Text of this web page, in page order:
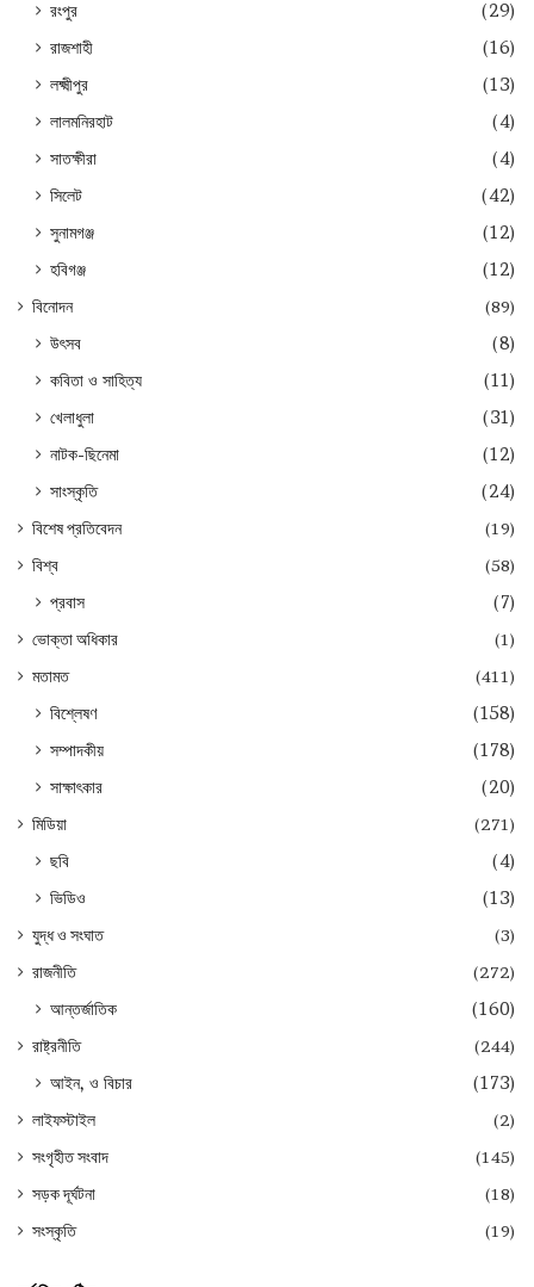
রংপুর
(29)
রাজশাহী
(16)
লক্ষ্মীপুর
(13)
লালমনিরহাট
(4)
সাতক্ষীরা
(4)
সিলেট
(42)
সুনামগঞ্জ
(12)
হবিগঞ্জ
(12)
বিনোদন (89)
উৎসব
(8)
কবিতা ও সাহিত্য
(11)
খেলাধুলা
(31)
নাটক-ছিনেমা
(12)
সাংস্কৃতি
(24)
বিশেষ প্রতিবেদন
(19)
বিশ্ব
(58)
প্রবাস (7)
ভোক্তা অধিকার
(1)
মতামত
(411)
বিশ্লেষণ
(158)
সম্পাদকীয়
(178)
সাক্ষাৎকার
(20)
মিডিয়া (271)
ছবি
(4)
ভিডিও
(13)
যুদ্ধ ও সংঘাত
(3)
রাজনীতি
(272)
আন্তর্জাতিক (160)
রাষ্ট্রনীতি (244)
আইন, ও বিচার (173)
লাইফস্টাইল
(2)
সংগৃহীত সংবাদ
(145)
সড়ক দূর্ঘটনা
(18)
সংস্কৃতি
(19)